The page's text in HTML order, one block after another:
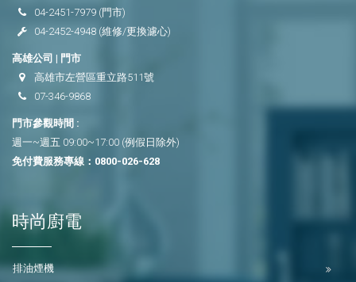
04-2451-7979 (門市)
04-2452-4948 (維修/更換濾心)
高雄公司 | 門市
高雄市左營區重立路511號
07-346-9868
門市參觀時間 :
週一~週五 09:00~17:00 (例假日除外)
免付費服務專線： 0800-026-628
時尚廚電
排油煙機